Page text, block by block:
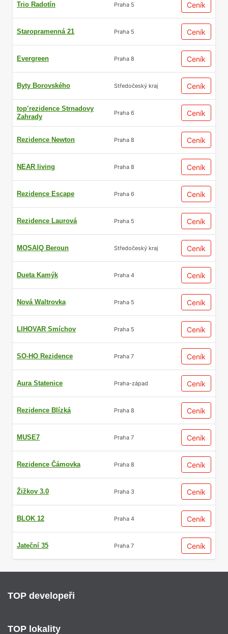
Trio Radotín Praha 5 Ceník
Staropramenná 21 Praha 5 Ceník
Evergreen Praha 8 Ceník
Byty Borovského Středočeský kraj Ceník
top’rezidence Strnadovy
Zahrady
Praha 6 Ceník
Rezidence Newton Praha 8 Ceník
NEAR living Praha 8 Ceník
Rezidence Escape Praha 6 Ceník
Rezidence Laurová Praha 5 Ceník
MOSAIQ Beroun Středočeský kraj Ceník
Dueta Kamýk Praha 4 Ceník
Nová Waltrovka Praha 5 Ceník
LIHOVAR Smíchov Praha 5 Ceník
SO-HO Rezidence Praha 7 Ceník
Aura Statenice Praha-západ Ceník
Rezidence Blízká Praha 8 Ceník
MUSE7 Praha 7 Ceník
Rezidence Čámovka Praha 8 Ceník
Žižkov 3.0 Praha 3 Ceník
BLOK 12 Praha 4 Ceník
Jateční 35 Praha 7 Ceník
TOP developeři
TOP lokality